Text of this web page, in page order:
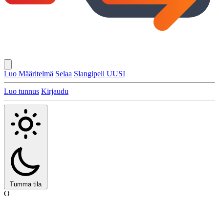
Luo Määritelmä Selaa Slangipeli UUSI
Luo tunnus Kirjaudu
Tumma tila
O